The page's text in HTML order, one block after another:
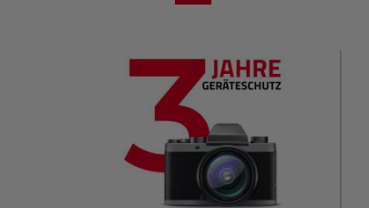
Gutschein
OM System
Panasonic
Polaroid